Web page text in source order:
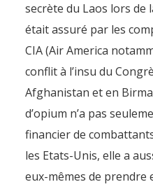
secrète du Laos lors de
était assuré par les
CIA (Air America
conflit à l’insu du
Afghanistan et en
d’opium n’a pas
financier de
les Etats-Unis, elle a
eux-mêmes de prendre